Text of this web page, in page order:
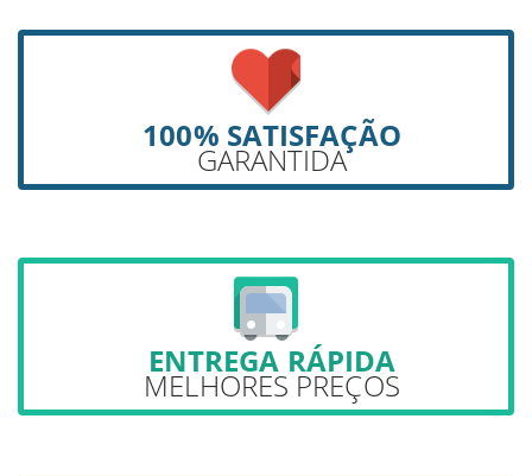
100% SATISFAÇÃO
GARANTIDA
ENTREGA RÁPIDA
MELHORES PREÇOS